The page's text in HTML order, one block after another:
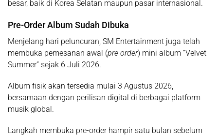
besar, baik di Korea Selatan maupun pasar internasional.
Pre-Order Album Sudah Dibuka
Menjelang hari peluncuran, SM Entertainment juga telah
membuka pemesanan awal (pre-order) mini album “Velvet
Summer” sejak 6 Juli 2026.
Album fisik akan tersedia mulai 3 Agustus 2026
bersamaan dengan perilisan digital di berbagai platform
musik global.
Langkah membuka pre-order hampir satu bulan sebelum